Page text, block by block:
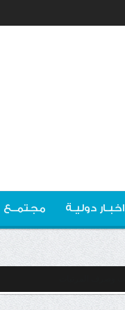
اخبـار دوليـة مجتمــع